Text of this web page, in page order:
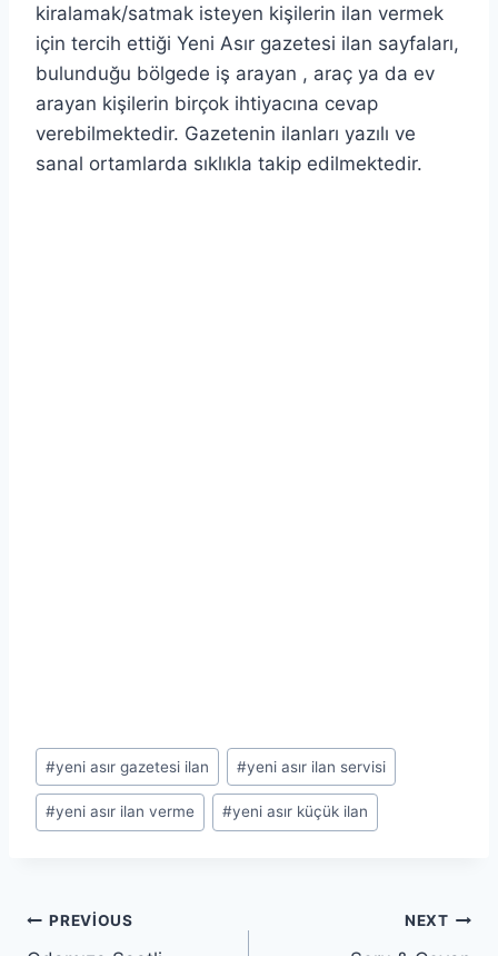
kiralamak/satmak isteyen kişilerin ilan vermek
için tercih ettiği Yeni Asır gazetesi ilan sayfaları,
bulunduğu bölgede iş arayan , araç ya da ev
arayan kişilerin birçok ihtiyacına cevap
verebilmektedir. Gazetenin ilanları yazılı ve
sanal ortamlarda sıklıkla takip edilmektedir.
Post
Tags:
#yeni asır gazetesi ilan #yeni asır ilan servisi
#yeni asır ilan verme #yeni asır küçük ilan
Yazı
PREVIOUS NEXT